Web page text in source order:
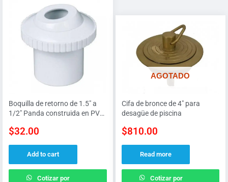
Boquilla de retorno de 1.5″ a
1/2″ Panda construida en PVC
ajustable de la boquilla
$32.00
Add to cart
Cotizar por
AGOTADO
Cifa de bronce de 4″ para
desagüe de piscina
$810.00
Read more
Cotizar por